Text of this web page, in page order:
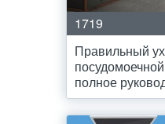
1719
Правильный
полное